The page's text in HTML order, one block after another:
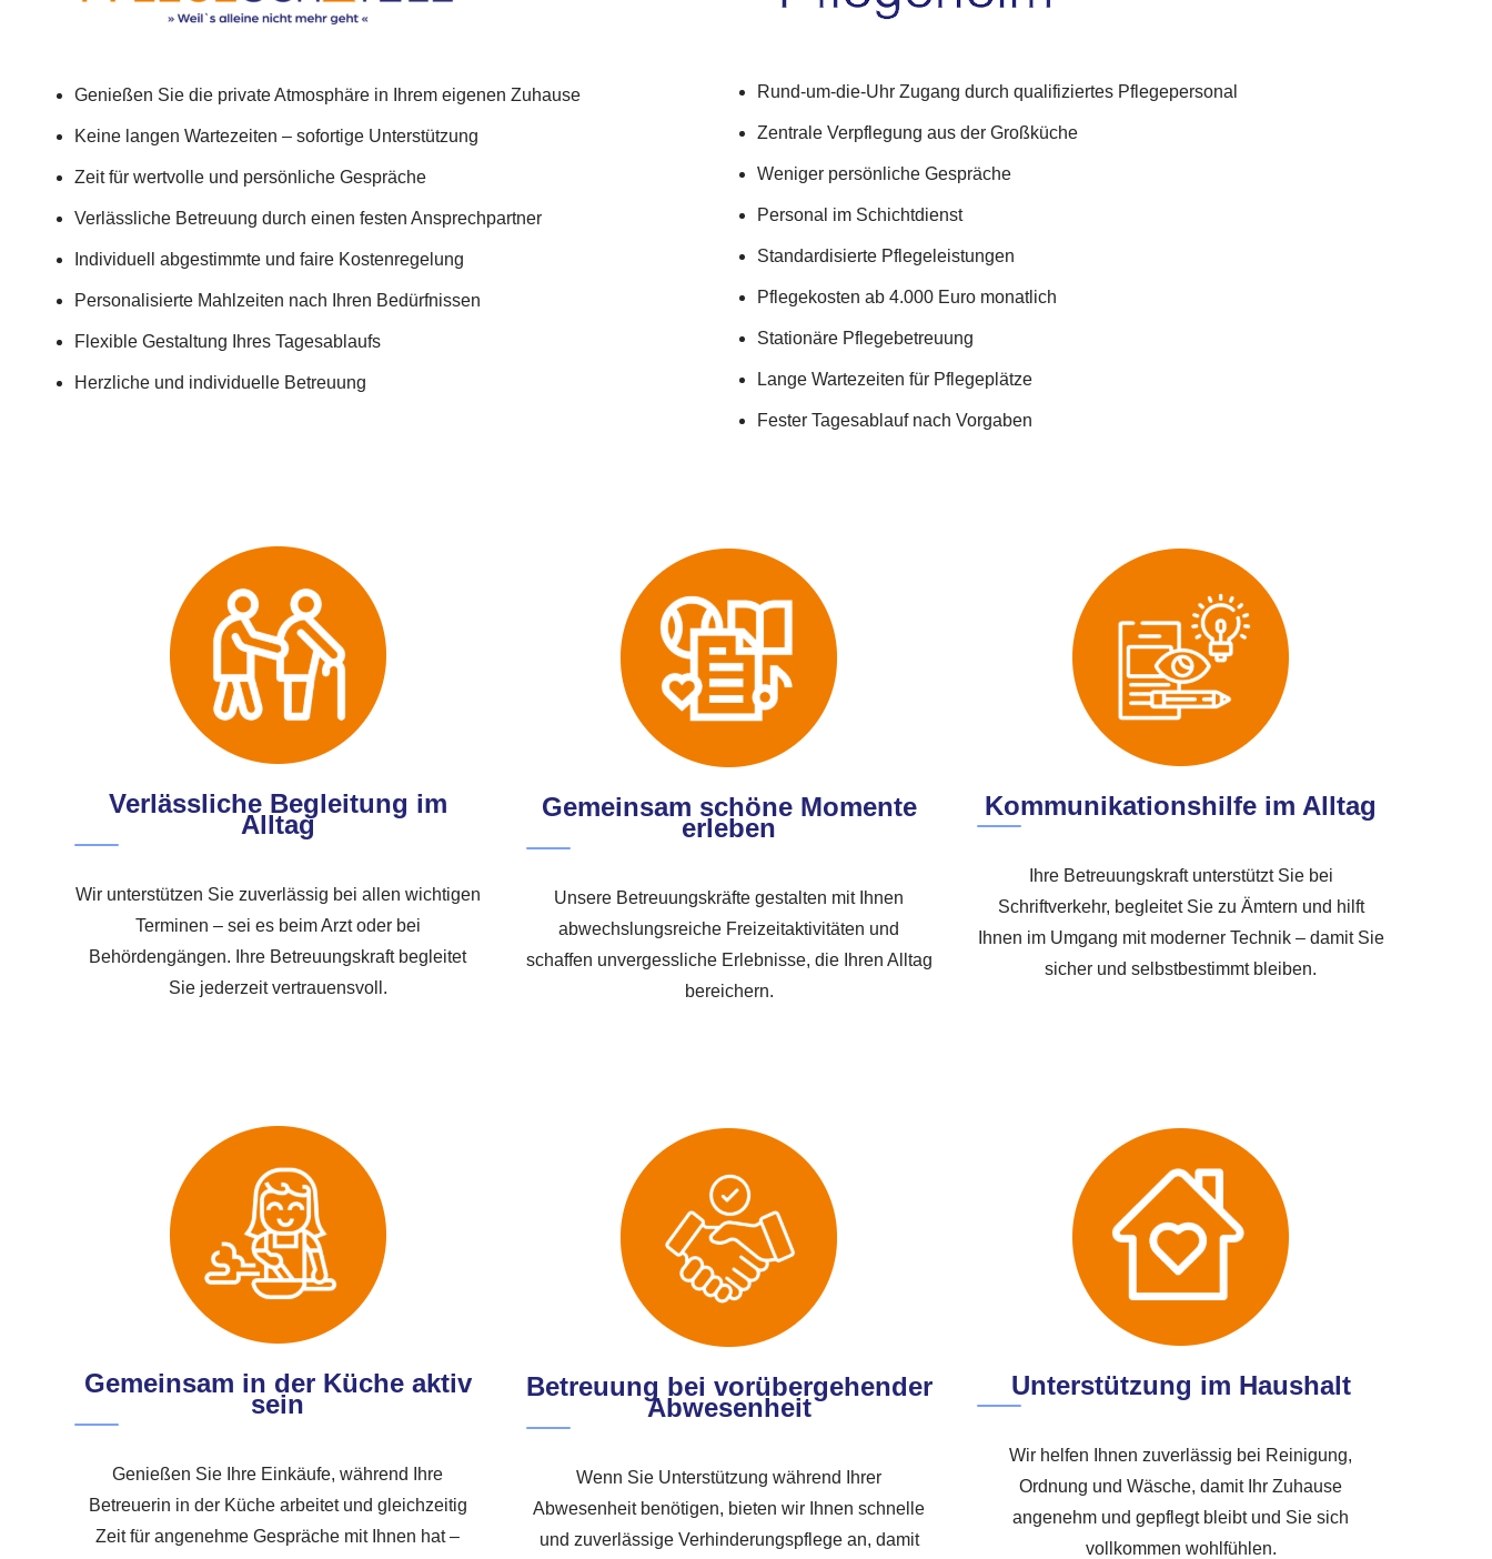
Genießen Sie die private Atmosphäre in Ihrem eigenen Zuhause
Keine langen Wartezeiten – sofortige Unterstützung
Zeit für wertvolle und persönliche Gespräche
Verlässliche Betreuung durch einen festen Ansprechpartner
Individuell abgestimmte und faire Kostenregelung
Personalisierte Mahlzeiten nach Ihren Bedürfnissen
Flexible Gestaltung Ihres Tagesablaufs
Herzliche und individuelle Betreuung
Rund-um-die-Uhr Zugang durch qualifiziertes Pflegepersonal
Zentrale Verpflegung aus der Großküche
Weniger persönliche Gespräche
Personal im Schichtdienst
Standardisierte Pflegeleistungen
Pflegekosten ab 4.000 Euro monatlich
Stationäre Pflegebetreuung
Lange Wartezeiten für Pflegeplätze
Fester Tagesablauf nach Vorgaben
Verlässliche Begleitung im
Alltag
Wir unterstützen Sie zuverlässig bei allen wichtigen
Terminen – sei es beim Arzt oder bei
Behördengängen. Ihre Betreuungskraft begleitet
Sie jederzeit vertrauensvoll.
Gemeinsam schöne Momente
erleben
Unsere Betreuungskräfte gestalten mit Ihnen
abwechslungsreiche Freizeitaktivitäten und
schaffen unvergessliche Erlebnisse, die Ihren Alltag
bereichern.
Kommunikationshilfe im Alltag
Ihre Betreuungskraft unterstützt Sie bei
Schriftverkehr, begleitet Sie zu Ämtern und hilft
Ihnen im Umgang mit moderner Technik – damit Sie
sicher und selbstbestimmt bleiben.
Gemeinsam in der Küche aktiv
sein
Genießen Sie Ihre Einkäufe, während Ihre
Betreuerin in der Küche arbeitet und gleichzeitig
Zeit für angenehme Gespräche mit Ihnen hat –
Betreuung bei vorübergehender
Abwesenheit
Wenn Sie Unterstützung während Ihrer
Abwesenheit benötigen, bieten wir Ihnen schnelle
und zuverlässige Verhinderungspflege an, damit
Unterstützung im Haushalt
Wir helfen Ihnen zuverlässig bei Reinigung,
Ordnung und Wäsche, damit Ihr Zuhause
angenehm und gepflegt bleibt und Sie sich
vollkommen wohlfühlen.